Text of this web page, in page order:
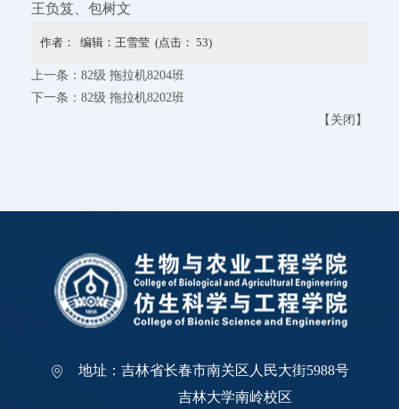
王负笈、包树文
作者： 编辑：王雪莹 (点击： 53)
上一条： 82级 拖拉机8204班
下一条： 82级 拖拉机8202班
【 关闭 】
地址：吉林省长春市南关区人民大街5988号
吉林大学南岭校区